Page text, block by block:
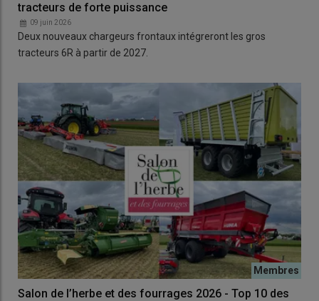
tracteurs de forte puissance
09 juin 2026
Deux nouveaux chargeurs frontaux intégreront les gros
tracteurs 6R à partir de 2027.
Salon de l’herbe et des fourrages 2026 - Top 10 des